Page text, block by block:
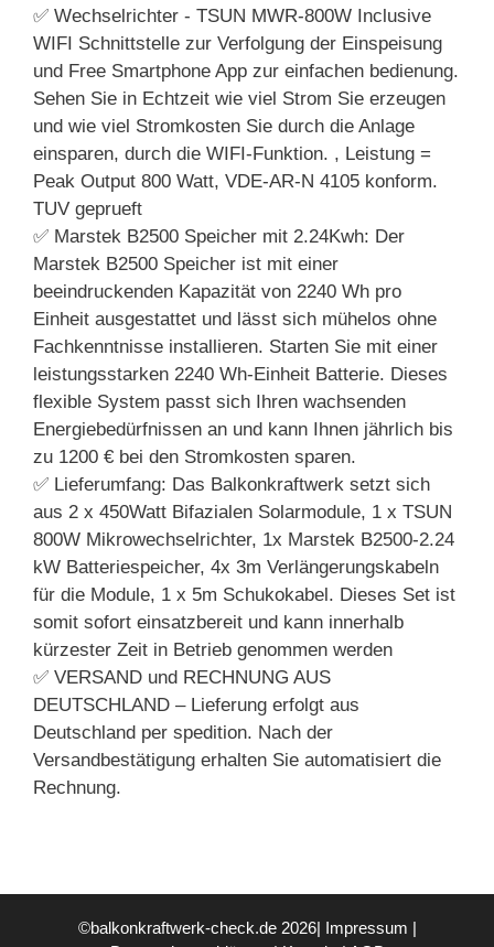
✅ Wechselrichter - TSUN MWR-800W Inclusive
WIFI Schnittstelle zur Verfolgung der Einspeisung
und Free Smartphone App zur einfachen bedienung.
Sehen Sie in Echtzeit wie viel Strom Sie erzeugen
und wie viel Stromkosten Sie durch die Anlage
einsparen, durch die WIFI-Funktion. , Leistung =
Peak Output 800 Watt, VDE-AR-N 4105 konform.
TUV geprueft
✅ Marstek B2500 Speicher mit 2.24Kwh: Der
Marstek B2500 Speicher ist mit einer
beeindruckenden Kapazität von 2240 Wh pro
Einheit ausgestattet und lässt sich mühelos ohne
Fachkenntnisse installieren. Starten Sie mit einer
leistungsstarken 2240 Wh-Einheit Batterie. Dieses
flexible System passt sich Ihren wachsenden
Energiebedürfnissen an und kann Ihnen jährlich bis
zu 1200 € bei den Stromkosten sparen.
✅ Lieferumfang: Das Balkonkraftwerk setzt sich
aus 2 x 450Watt Bifazialen Solarmodule, 1 x TSUN
800W Mikrowechselrichter, 1x Marstek B2500-2.24
kW Batteriespeicher, 4x 3m Verlängerungskabeln
für die Module, 1 x 5m Schukokabel. Dieses Set ist
somit sofort einsatzbereit und kann innerhalb
kürzester Zeit in Betrieb genommen werden
✅ VERSAND und RECHNUNG AUS
DEUTSCHLAND – Lieferung erfolgt aus
Deutschland per spedition. Nach der
Versandbestätigung erhalten Sie automatisiert die
Rechnung.
©balkonkraftwerk-check.de 2026| Impressum |